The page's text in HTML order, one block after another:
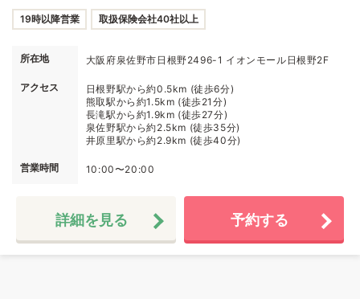
19時以降営業 取扱保険会社40社以上
所在地 大阪府泉佐野市日根野2496-1 イオンモール日根野2F
アクセス
日根野駅から約0.5km (徒歩6分)
熊取駅から約1.5km (徒歩21分)
長滝駅から約1.9km (徒歩27分)
泉佐野駅から約2.5km (徒歩35分)
井原里駅から約2.9km (徒歩40分)
営業時間 10:00〜20:00
詳細を見る 予約する